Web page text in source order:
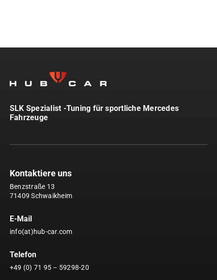
SLK Spezialist -Tuning für sportliche Mercedes
Fahrzeuge
Kontaktiere uns
Benzstraße 13
71409 Schwaikheim
E-Mail
info(at)hub-car.com
Telefon
+49 (0) 71 95 – 59298-20